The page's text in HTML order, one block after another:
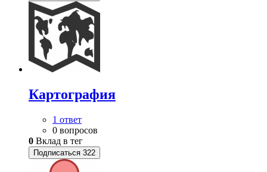
Картография
1 ответ
0 вопросов
0 Вклад в тег
Подписаться 322